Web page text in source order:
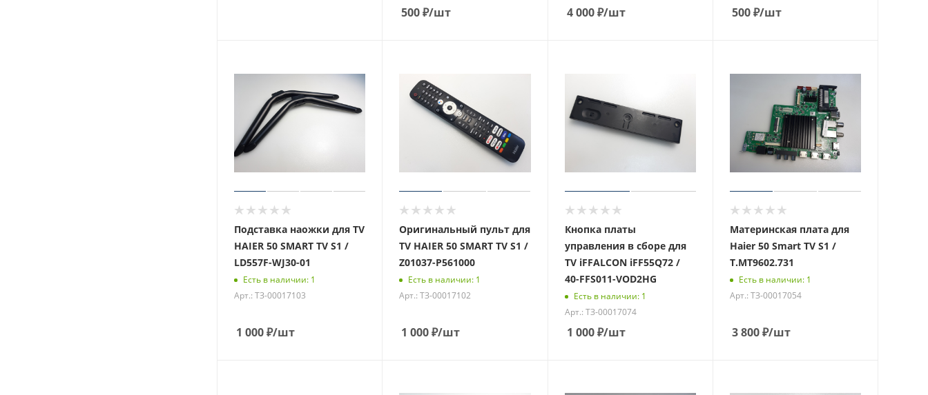
500₽/шт 4 000₽/шт 500₽/шт
Подставка наожки для TV
HAIER 50 SMART TV S1 /
LD557F-WJ30-01
Есть в наличии: 1
Арт.: ТЗ-00017103
1 000₽/шт
Оригинальный пульт для
TV HAIER 50 SMART TV S1 /
Z01037-P561000
Есть в наличии: 1
Арт.: ТЗ-00017102
1 000₽/шт
Кнопка платы
управления в сборе для
TV iFFALCON iFF55Q72 /
40-FFS011-VOD2HG
Есть в наличии: 1
Арт.: ТЗ-00017074
1 000₽/шт
Материнская плата для
Haier 50 Smart TV S1 /
T.MT9602.731
Есть в наличии: 1
Арт.: ТЗ-00017054
3 800₽/шт